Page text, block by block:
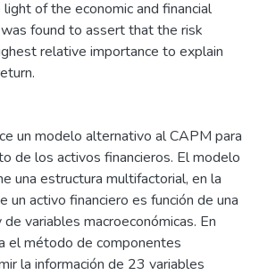
of the economic and financial
found to assert that the risk
relative importance to explain
un modelo alternativo al CAPM para
de los activos financieros. El modelo
una estructura multifactorial, en la
un activo financiero es función de una
variables macroeconómicas. En
el método de componentes
la información de 23 variables